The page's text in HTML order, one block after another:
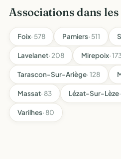
Associations dans
Foix· 578 Pamiers· 511
Lavelanet· 208 Mirepoix·
Tarascon-Sur-Ariège· 128
Massat· 83 Lézat-Sur-Lèze
Varilhes· 80